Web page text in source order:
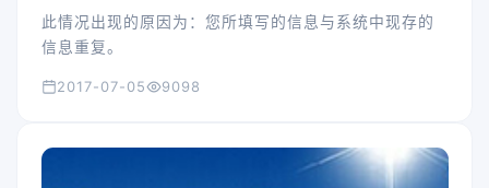
么办？
此情况出现的原因为：您所填写的信息与系统中现存的
信息重复。
2017-07-05 9098